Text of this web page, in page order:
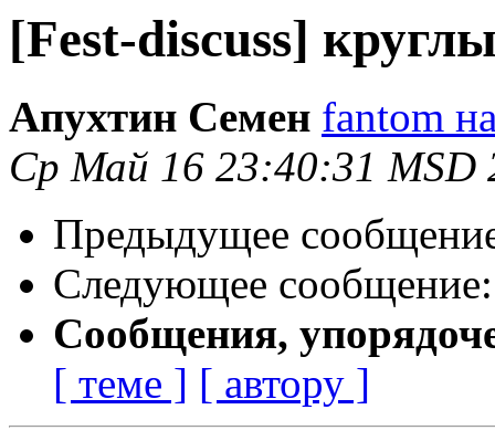
[Fest-discuss]
Апухтин Семен fantom
Ср Май 16 23:40:31 MSD
Предыдущее
Следующее
Сообщения,
[ теме ] [ автору ]